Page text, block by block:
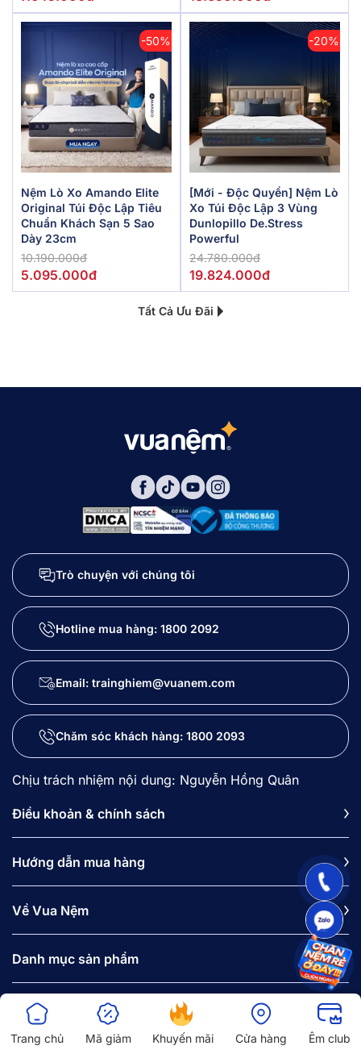
-50%
Nệm Lò Xo Amando Elite
Original Túi Độc Lập Tiêu
Chuẩn Khách Sạn 5 Sao
Dày 23cm
10.190.000đ
5.095.000đ
-20%
[Mới - Độc Quyền] Nệm Lò
Xo Túi Độc Lập 3 Vùng
Dunlopillo De.Stress
Powerful
24.780.000đ
19.824.000đ
Tất Cả Ưu Đãi
Trang chủ Mã giảm Khuyến mãi Cửa hàng Êm club
Trò chuyện với chúng tôi
Hotline mua hàng: 1800 2092
Email: trainghiem@vuanem.com
Chăm sóc khách hàng: 1800 2093
Chịu trách nhiệm nội dung: Nguyễn Hồng Quân
Điều khoản & chính sách
Hướng dẫn mua hàng
Về Vua Nệm
Danh mục sản phẩm
Địa chỉ của chúng tôi
Tầng 7, Tòa nhà Nhật An, 30D Kim Mã Thượng, phường Ngọc
Hà, Hà Nội.